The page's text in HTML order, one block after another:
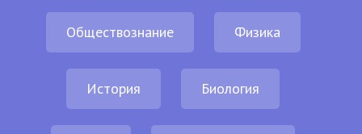
Обществознание Физика
История Биология